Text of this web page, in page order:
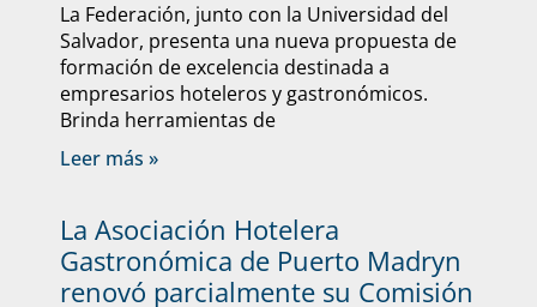
La Federación, junto con la Universidad del
Salvador, presenta una nueva propuesta de
formación de excelencia destinada a
empresarios hoteleros y gastronómicos.
Brinda herramientas de
Leer más »
La Asociación Hotelera
Gastronómica de Puerto Madryn
renovó parcialmente su Comisión